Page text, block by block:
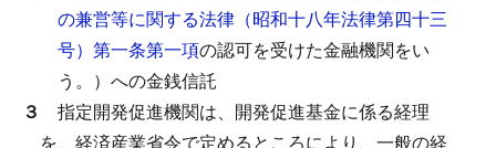
の兼営等に関する法律（昭和十八年法律第四十三
号）第一条第一項の認可を受けた金融機関をい
う。）への金銭信託
３ 指定開発促進機関は、開発促進基金に係る経理
を、経済産業省令で定めるところにより、一般の経